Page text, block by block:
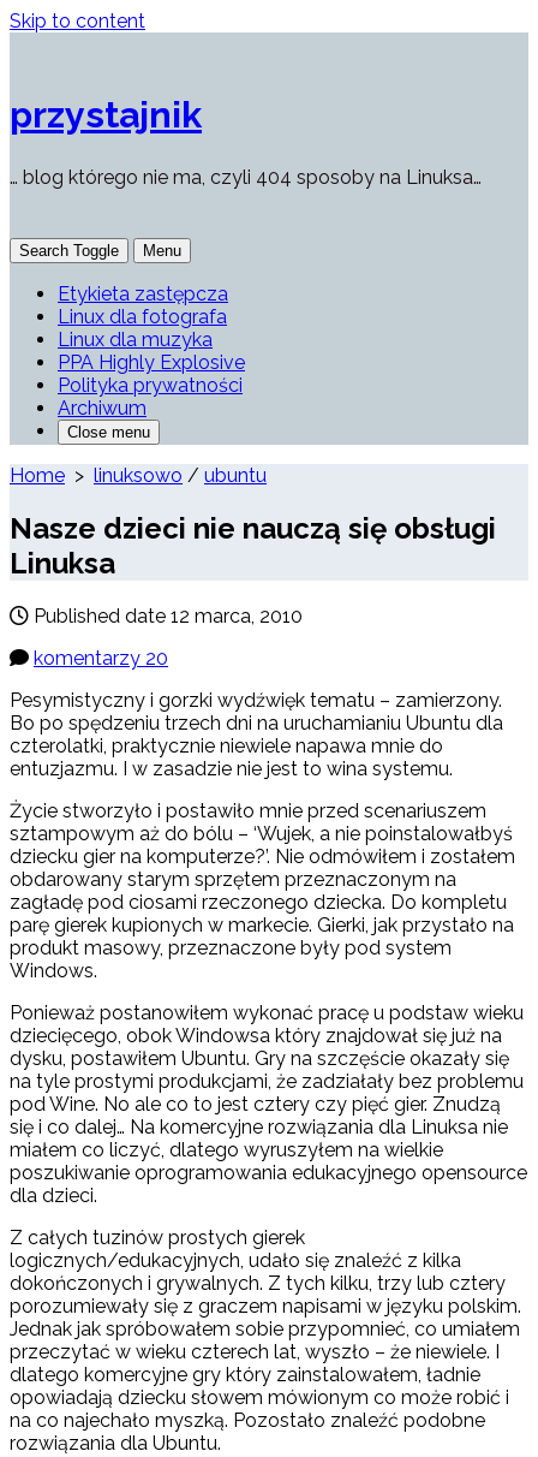
Skip to content
przystajnik
… blog którego nie ma, czyli 404 sposoby na Linuksa…
Search Toggle Menu
Etykieta zastępcza
Linux dla fotografa
Linux dla muzyka
PPA Highly Explosive
Polityka prywatności
Archiwum
Close menu
Home > linuksowo / ubuntu
Nasze dzieci nie nauczą się obsługi
Linuksa
Published date 12 marca, 2010
komentarzy 20
Pesymistyczny i gorzki wydźwięk tematu – zamierzony.
Bo po spędzeniu trzech dni na uruchamianiu Ubuntu dla
czterolatki, praktycznie niewiele napawa mnie do
entuzjazmu. I w zasadzie nie jest to wina systemu.
Życie stworzyło i postawiło mnie przed scenariuszem
sztampowym aż do bólu – ‘Wujek, a nie poinstalowałbyś
dziecku gier na komputerze?’. Nie odmówiłem i zostałem
obdarowany starym sprzętem przeznaczonym na
zagładę pod ciosami rzeczonego dziecka. Do kompletu
parę gierek kupionych w markecie. Gierki, jak przystało na
produkt masowy, przeznaczone były pod system
Windows.
Ponieważ postanowiłem wykonać pracę u podstaw wieku
dziecięcego, obok Windowsa który znajdował się już na
dysku, postawiłem Ubuntu. Gry na szczęście okazały się
na tyle prostymi produkcjami, że zadziałały bez problemu
pod Wine. No ale co to jest cztery czy pięć gier. Znudzą
się i co dalej… Na komercyjne rozwiązania dla Linuksa nie
miałem co liczyć, dlatego wyruszyłem na wielkie
poszukiwanie oprogramowania edukacyjnego opensource
dla dzieci.
Z całych tuzinów prostych gierek
logicznych/edukacyjnych, udało się znaleźć z kilka
dokończonych i grywalnych. Z tych kilku, trzy lub cztery
porozumiewały się z graczem napisami w języku polskim.
Jednak jak spróbowałem sobie przypomnieć, co umiałem
przeczytać w wieku czterech lat, wyszło – że niewiele. I
dlatego komercyjne gry który zainstalowałem, ładnie
opowiadają dziecku słowem mówionym co może robić i
na co najechało myszką. Pozostało znaleźć podobne
rozwiązania dla Ubuntu.